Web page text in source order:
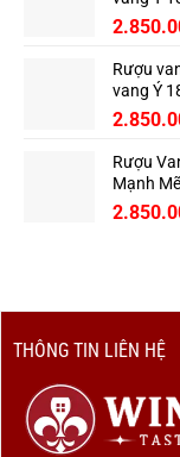
Rượu
vang Ý
Rượu
Mạnh
THÔNG TIN LIÊN HỆ